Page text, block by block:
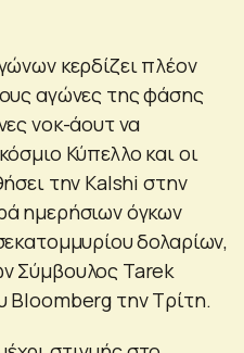
κερδίζει πλέον
αγώνες της φάσης
νοκ-άουτ να
Κύπελλο και οι
την Kalshi στην
ημερήσιων όγκων
δολαρίων,
Σύμβουλος Tarek
Bloomberg την Τρίτη.